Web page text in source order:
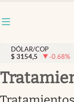
DÓLAR/COP
$ 3154,5 -0.68%